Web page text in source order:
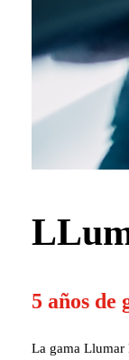
5 años de
La gama Llumar